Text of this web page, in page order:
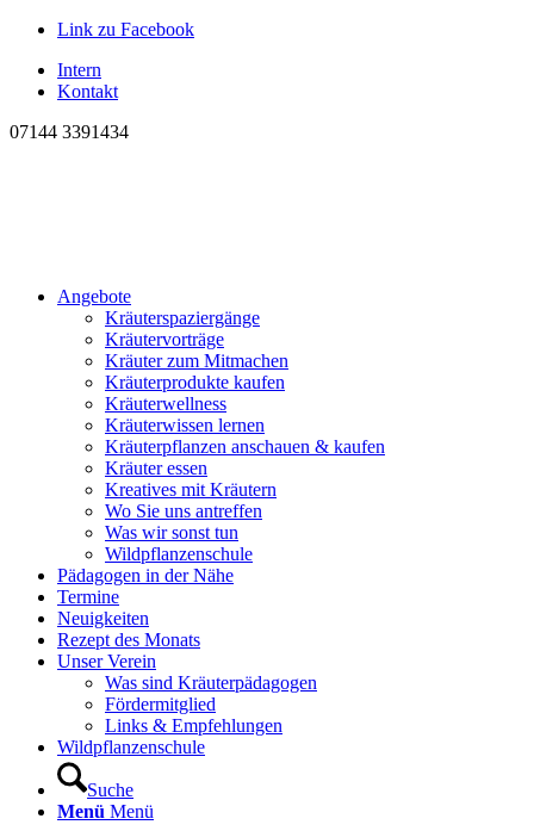
Link zu Facebook
Intern
Kontakt
07144 3391434
Angebote
Kräuterspaziergänge
Kräutervorträge
Kräuter zum Mitmachen
Kräuterprodukte kaufen
Kräuterwellness
Kräuterwissen lernen
Kräuterpflanzen anschauen & kaufen
Kräuter essen
Kreatives mit Kräutern
Wo Sie uns antreffen
Was wir sonst tun
Wildpflanzenschule
Pädagogen in der Nähe
Termine
Neuigkeiten
Rezept des Monats
Unser Verein
Was sind Kräuterpädagogen
Fördermitglied
Links & Empfehlungen
Wildpflanzenschule
Suche
Menü Menü